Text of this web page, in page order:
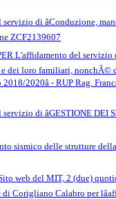
di âConduzione,
ZCF2139607
L'affidamento del servizio
dei loro familiari, nonchÃ©
2020â - RUP Rag.
di âGESTIONE
sismico delle strutture
web del MIT, 2 (due)
Corigliano Calabro per